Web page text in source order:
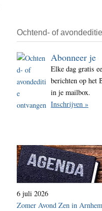
Ochtend- of avondeditie
Abonneer je
Elke dag gratis
berichten op het
in je mailbox.
Inschrijven »
6 juli 2026
Zomer Avond Zen in